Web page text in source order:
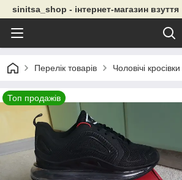
sinitsa_shop - інтернет-магазин взуття
Перелік товарів Чоловічі кросівки
Топ продажів